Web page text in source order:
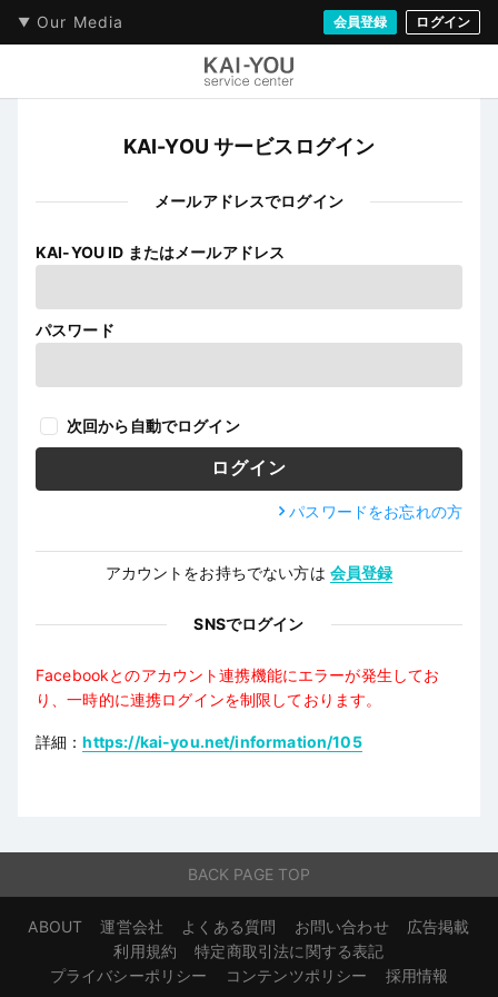
Our Media 会員登録 ログイン
KAI-YOU サービスログイン
メールアドレスでログイン
KAI-YOU ID またはメールアドレス
パスワード
次回から自動でログイン
パスワードをお忘れの方
アカウントをお持ちでない方は 会員登録
SNSでログイン
Facebookとのアカウント連携機能にエラーが発生してお
り、一時的に連携ログインを制限しております。
詳細：https://kai-you.net/information/105
BACK PAGE TOP
ABOUT 運営会社 よくある質問 お問い合わせ
広告掲載
利用規約
特定商取引法に関する表記
プライバシーポリシー
コンテンツポリシー 採用情報